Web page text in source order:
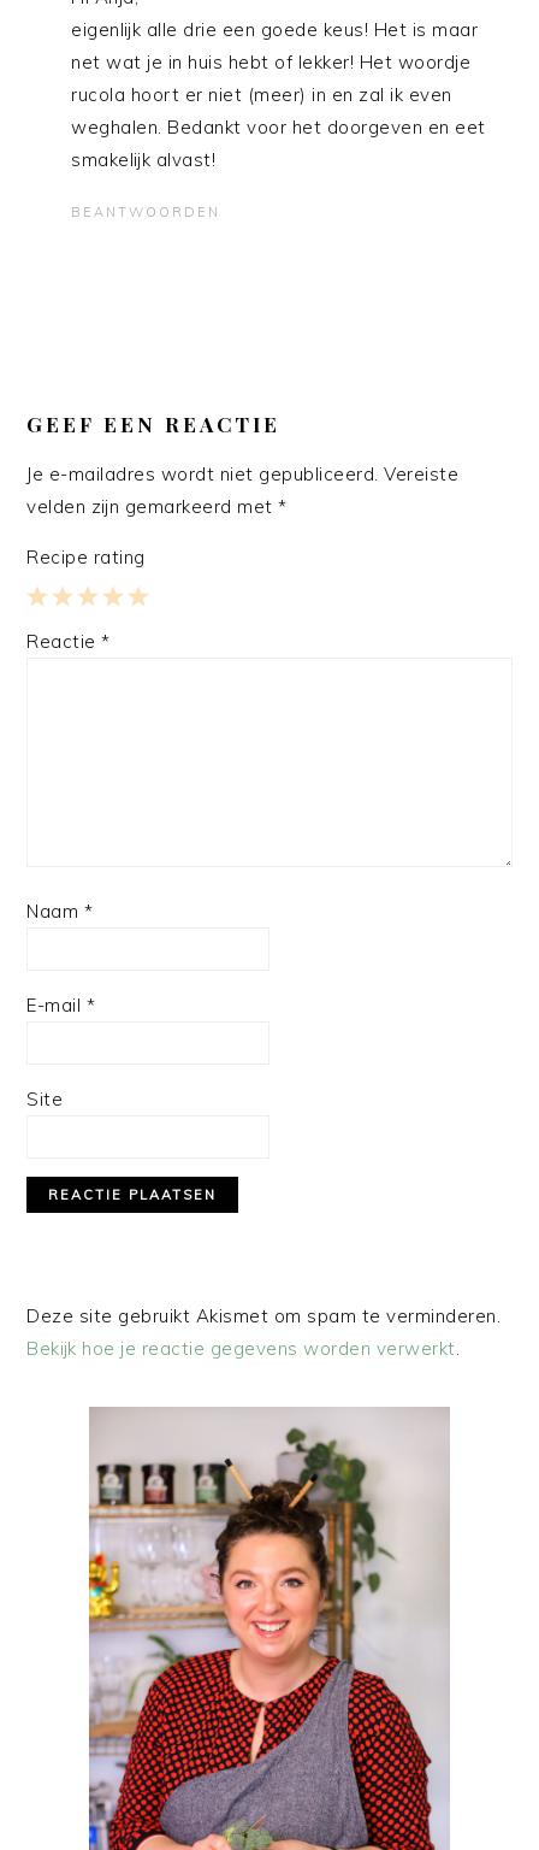
eigenlijk alle drie een goede keus! Het is maar
net wat je in huis hebt of lekker! Het woordje
rucola hoort er niet (meer) in en zal ik even
weghalen. Bedankt voor het doorgeven en eet
smakelijk alvast!
BEANTWOORDEN
GEEF EEN REACTIE
Je e-mailadres wordt niet gepubliceerd. Vereiste
velden zijn gemarkeerd met*
Recipe rating
4
3
2
1
Reactie*
Naam *
E-mail *
Site
Deze site gebruikt Akismet om spam te verminderen.
Bekijk hoe je reactie gegevens worden verwerkt.